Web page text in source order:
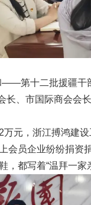
第十二批援疆干
长、市国际商会
元，浙江搏鸿建
会员企业纷纷捐
都写着“温拜一家